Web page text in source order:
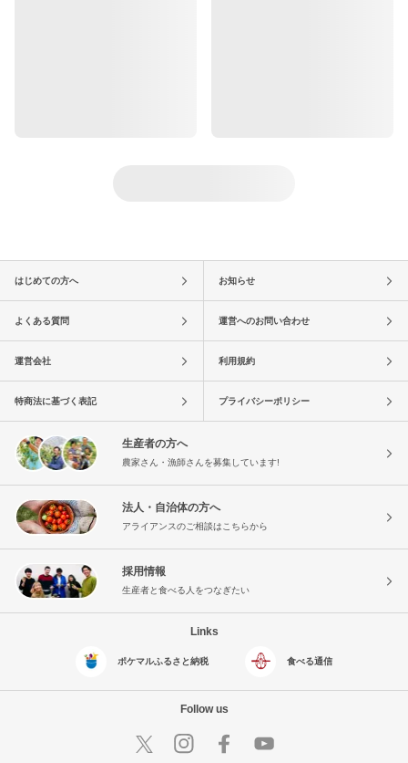
はじめての方へ お知らせ
よくある質問 運営へのお問い合わせ
運営会社 利用規約
特商法に基づく表記 プライバシーポリシー
生産者の方へ
農家さん・漁師さんを募集しています!
法人・自治体の方へ
アライアンスのご相談はこちらから
採用情報
生産者と食べる人をつなぎたい
Links
ポケマルふるさと納税 食べる通信
Follow us